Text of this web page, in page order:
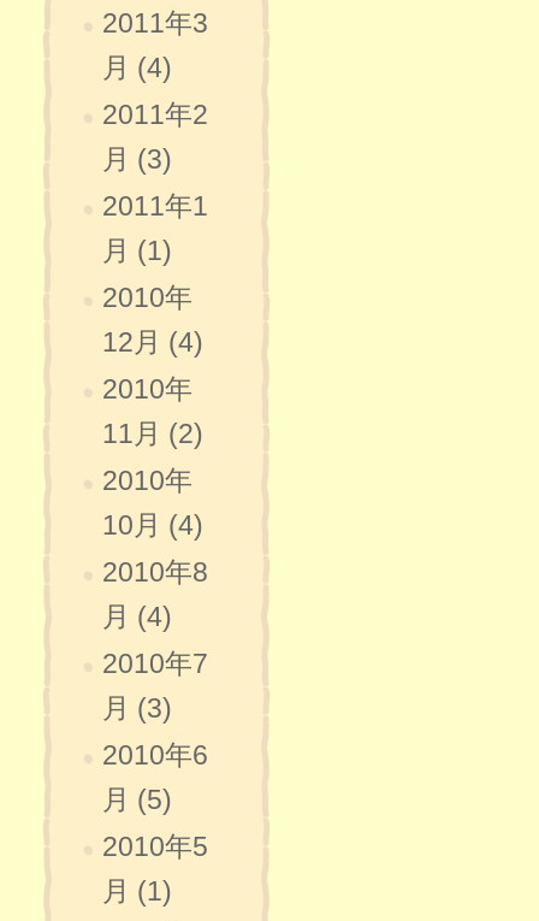
2011年3
月 (4)
2011年2
月 (3)
2011年1
月 (1)
2010年
12月 (4)
2010年
11月 (2)
2010年
10月 (4)
2010年8
月 (4)
2010年7
月 (3)
2010年6
月 (5)
2010年5
月 (1)